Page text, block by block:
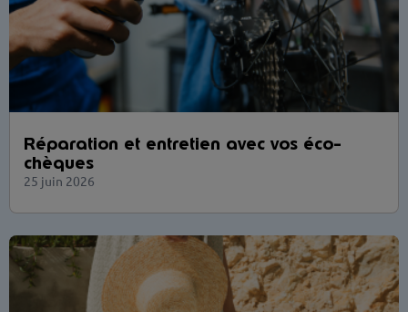
Réparation et entretien avec vos éco-
chèques
25 juin 2026